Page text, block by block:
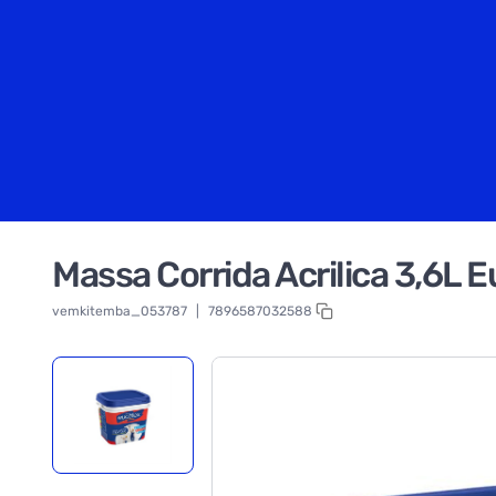
Massa Corrida Acrilica 3,6L
vemkitemba_053787 7896587032588